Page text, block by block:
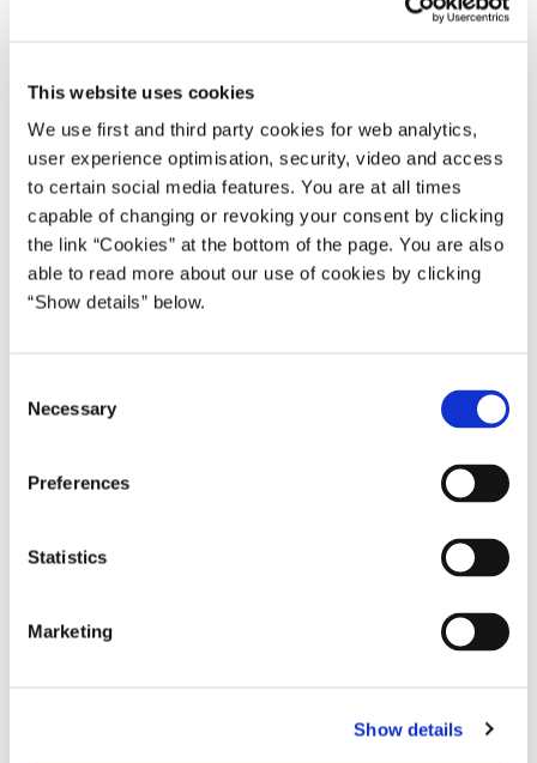
This website uses cookies
We use first and third party cookies for web analytics,
user experience optimisation, security, video and access
to certain social media features. You are at all times
capable of changing or revoking your consent by clicking
the link “Cookies” at the bottom of the page. You are also
able to read more about our use of cookies by clicking
“Show details” below.
Necessary
Preferences
Statistics
Marketing
Show details
hjemrejserådgivning og sikre, at afviste asylansøgere
rejser hjem.
Den nyoprettede Hjemrejsestyrelse under Udlændinge- og
Integrationsministeriet skal fremover overtage ansvaret for
at rådgive afviste asylansøgere med det formål at få flere til
at rejse hjem. Derfor har udlændinge- og
til opgave at rådgive afviste asylansøgere om deres
Styrelsen skal sætte ind med rådgivning om hjemrejse
oftere og tidligere, end tilfældet er nu. I dag skal afviste
asylansøgere i høj grad selv opsøge rådgivning hos
Dansk Flygtningehjælp. Fremover vil Hjemrejsestyrelsen
asyl og løbende frem mod hjemrejsen.